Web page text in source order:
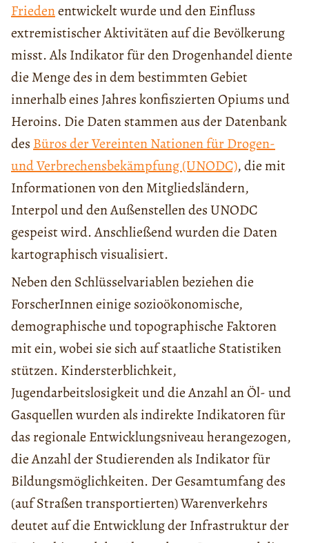
Friedenentwickelt wurde und den Einfluss
extremistischer Aktivitäten auf die Bevölkerung
misst. Als Indikator für den Drogenhandel diente
die Menge des in dem bestimmten Gebiet
innerhalb eines Jahres konfiszierten Opiums und
Heroins. Die Daten stammen aus der Datenbank
des Büros der Vereinten Nationen für Drogen-
und Verbrechensbekämpfung (UNODC), die mit
Informationen von den Mitgliedsländern,
Interpol und den Außenstellen des UNODC
gespeist wird. Anschließend wurden die Daten
kartographisch visualisiert.
Neben den Schlüsselvariablen beziehen die
ForscherInnen einige sozioökonomische,
demographische und topographische Faktoren
mit ein, wobei sie sich auf staatliche Statistiken
stützen. Kindersterblichkeit,
Jugendarbeitslosigkeit und die Anzahl an Öl- und
Gasquellen wurden als indirekte Indikatoren für
das regionale Entwicklungsniveau herangezogen,
die Anzahl der Studierenden als Indikator für
Bildungsmöglichkeiten. Der Gesamtumfang des
(auf Straßen transportierten) Warenverkehrs
deutet auf die Entwicklung der Infrastruktur der